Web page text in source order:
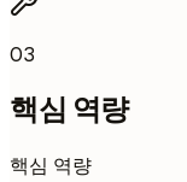
03
핵심 역량
핵심 역량